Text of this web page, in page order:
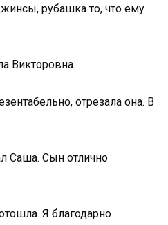
рубашка то, что ему
Викторовна.
отрезала она. В
Саша. Сын отлично
Я благодарно